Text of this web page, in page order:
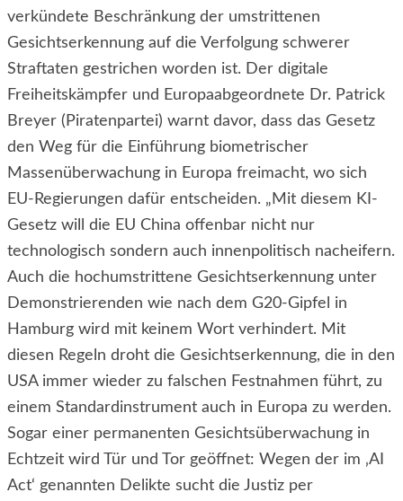
verkündete Beschränkung der umstrittenen
Gesichtserkennung auf die Verfolgung schwerer
Straftaten gestrichen worden ist. Der digitale
Freiheitskämpfer und Europaabgeordnete Dr. Patrick
Breyer (Piratenpartei) warnt davor, dass das Gesetz
den Weg für die Einführung biometrischer
Massenüberwachung in Europa freimacht, wo sich
EU-Regierungen dafür entscheiden. „Mit diesem KI-
Gesetz will die EU China offenbar nicht nur
technologisch sondern auch innenpolitisch nacheifern.
Auch die hochumstrittene Gesichtserkennung unter
Demonstrierenden wie nach dem G20-Gipfel in
Hamburg wird mit keinem Wort verhindert. Mit
diesen Regeln droht die Gesichtserkennung, die in den
USA immer wieder zu falschen Festnahmen führt, zu
einem Standardinstrument auch in Europa zu werden.
Sogar einer permanenten Gesichtsüberwachung in
Echtzeit wird Tür und Tor geöffnet: Wegen der im ‚AI
Act‘ genannten Delikte sucht die Justiz per